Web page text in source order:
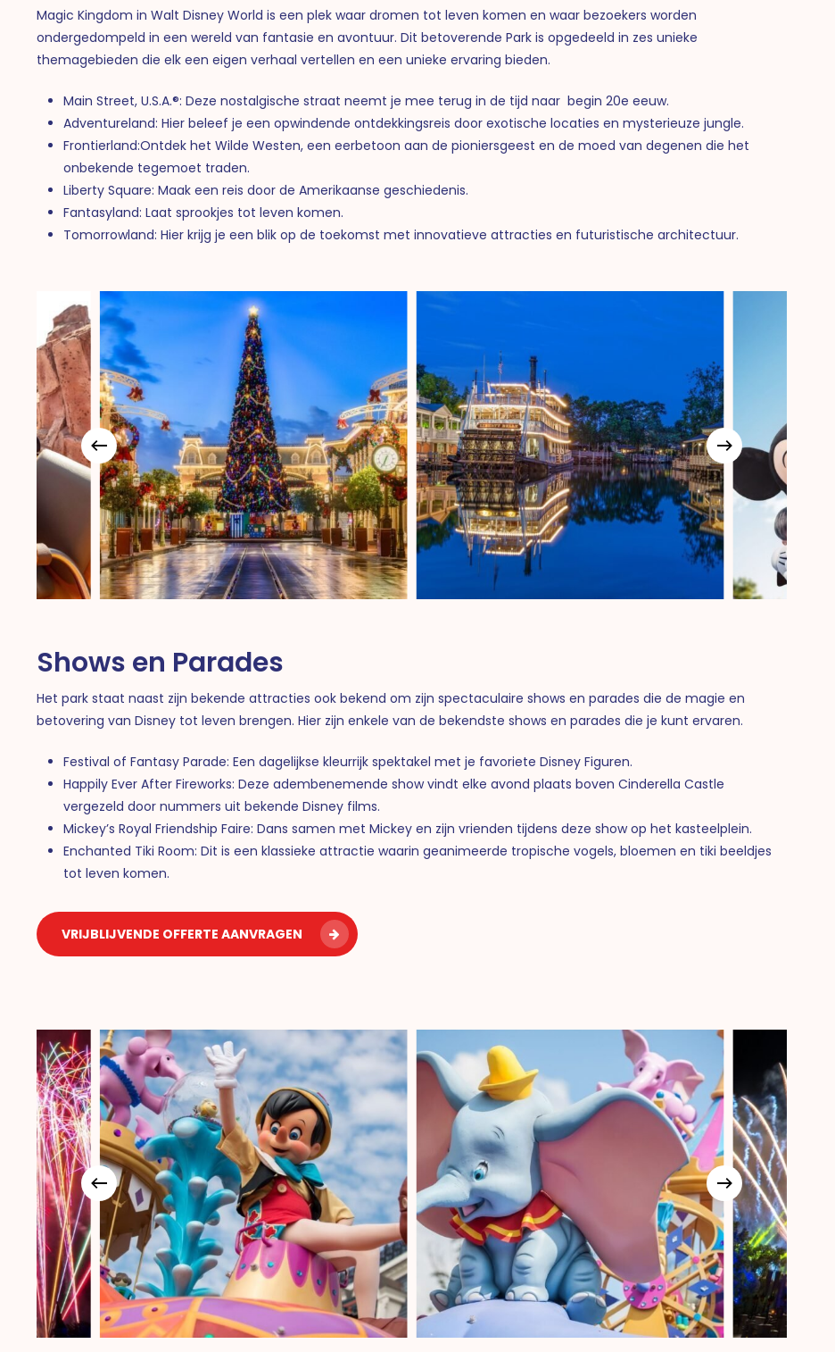
Magic Kingdom in Walt Disney World is een plek waar dromen tot leven komen en waar bezoekers worden
ondergedompeld in een wereld van fantasie en avontuur. Dit betoverende Park is opgedeeld in zes unieke
themagebieden die elk een eigen verhaal vertellen en een unieke ervaring bieden.
Main Street, U.S.A.®: Deze nostalgische straat neemt je mee terug in de tijd naar begin 20e eeuw.
Adventureland: Hier beleef je een opwindende ontdekkingsreis door exotische locaties en mysterieuze jungle.
Frontierland:Ontdek het Wilde Westen, een eerbetoon aan de pioniersgeest en de moed van degenen die het
onbekende tegemoet traden.
Liberty Square: Maak een reis door de Amerikaanse geschiedenis.
Fantasyland: Laat sprookjes tot leven komen.
Tomorrowland: Hier krijg je een blik op de toekomst met innovatieve attracties en futuristische architectuur.
Shows en Parades
Het park staat naast zijn bekende attracties ook bekend om zijn spectaculaire shows en parades die de magie en
betovering van Disney tot leven brengen. Hier zijn enkele van de bekendste shows en parades die je kunt ervaren.
Festival of Fantasy Parade: Een dagelijkse kleurrijk spektakel met je favoriete Disney Figuren.
Happily Ever After Fireworks: Deze adembenemende show vindt elke avond plaats boven Cinderella Castle
vergezeld door nummers uit bekende Disney films.
Mickey’s Royal Friendship Faire: Dans samen met Mickey en zijn vrienden tijdens deze show op het kasteelplein.
Enchanted Tiki Room: Dit is een klassieke attractie waarin geanimeerde tropische vogels, bloemen en tiki beeldjes
tot leven komen.
VRIJBLIJVENDE OFFERTE AANVRAGEN